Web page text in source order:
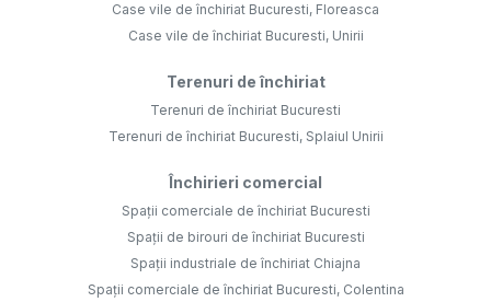
Case vile de închiriat Bucuresti, Floreasca
Case vile de închiriat Bucuresti, Unirii
Terenuri de închiriat
Terenuri de închiriat Bucuresti
Terenuri de închiriat Bucuresti, Splaiul Unirii
Închirieri comercial
Spații comerciale de închiriat Bucuresti
Spații de birouri de închiriat Bucuresti
Spații industriale de închiriat Chiajna
Spații comerciale de închiriat Bucuresti, Colentina